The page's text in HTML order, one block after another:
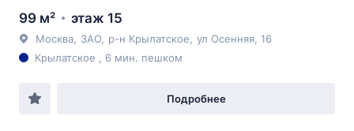
99 м² этаж 15
Москва ЗАО р-н Крылатское ул Осенняя , 16
Крылатское , 6 мин. пешком
Подробнее